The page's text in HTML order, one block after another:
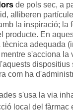
de pols sec, a
alliberen
la inspiració; la
producte. En
tècnica adequada
s'acciona la
dispositius
com ha
s'usa la via
local del fàrmac